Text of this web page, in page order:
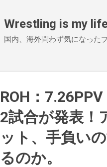
Wrestling is my
国内、海外問わず気になった
ROH：
2試合が発表！
ット、手負い
るのか。